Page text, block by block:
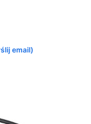
email)